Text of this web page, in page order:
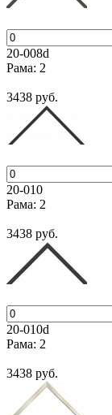
20-008d
Рама: 2
3438 руб.
20-010
Рама: 2
3438 руб.
20-010d
Рама: 2
3438 руб.